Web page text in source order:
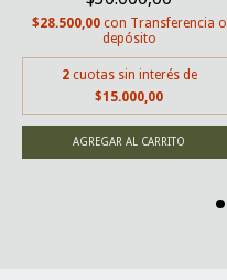
$28.500,00 con Transferencia o
depósito
2 cuotas sin interés de
$15.000,00